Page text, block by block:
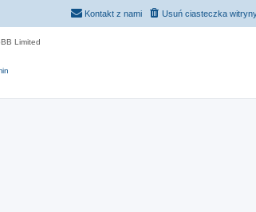
Usuń ciasteczka
Kontakt z nami
Limited